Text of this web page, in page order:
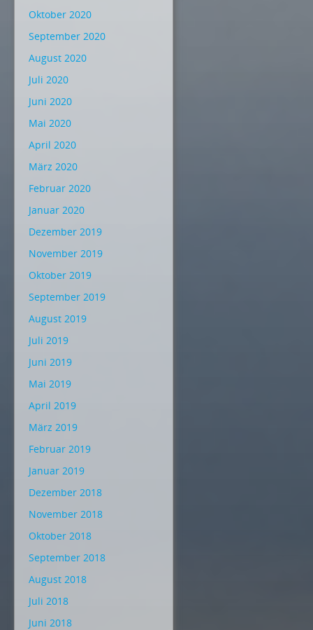
Oktober 2020
September 2020
August 2020
Juli 2020
Juni 2020
Mai 2020
April 2020
März 2020
Februar 2020
Januar 2020
Dezember 2019
November 2019
Oktober 2019
September 2019
August 2019
Juli 2019
Juni 2019
Mai 2019
April 2019
März 2019
Februar 2019
Januar 2019
Dezember 2018
November 2018
Oktober 2018
September 2018
August 2018
Juli 2018
Juni 2018